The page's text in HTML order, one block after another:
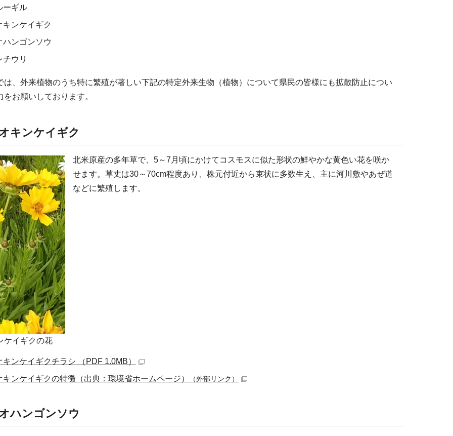
ーギル
キンケイギク
ハンゴンソウ
チウリ
は、外来植物のうち特に繁殖が著しい下記の特定外来生物（植物）について県民の皆様にも拡散防止につい
をお願いしております。
キンケイギク
ケイギクの花
北米原産の多年草で、5～7月頃にかけてコスモスに似た形状の鮮やかな黄色い花を咲か
せます。草丈は30～70cm程度あり、株元付近から束状に多数生え、主に河川敷やあぜ道
などに繁殖します。
キンケイギクチラシ （PDF 1.0MB）
キンケイギクの特徴（出典：環境省ホームページ）
（外部リンク）
ハンゴンソウ